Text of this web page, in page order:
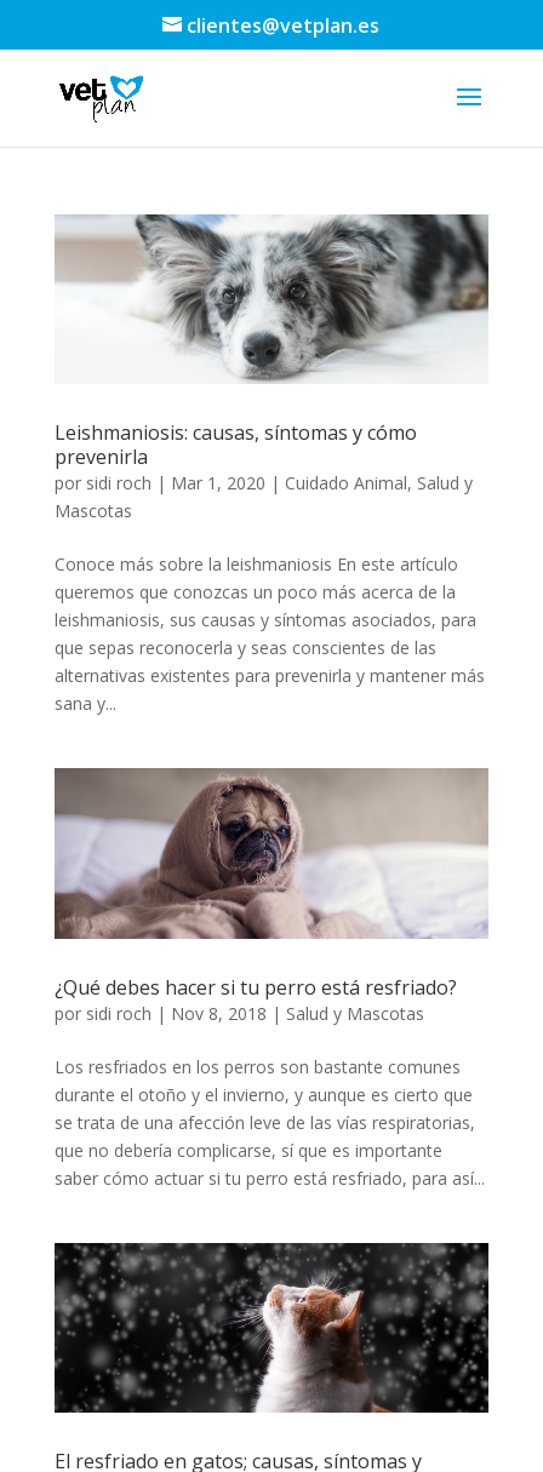
clientes@vetplan.es
Leishmaniosis: causas, síntomas y cómo
prevenirla
por sidi roch | Mar 1, 2020 | Cuidado Animal, Salud y
Mascotas
Conoce más sobre la leishmaniosis En este artículo
queremos que conozcas un poco más acerca de la
leishmaniosis, sus causas y síntomas asociados, para
que sepas reconocerla y seas conscientes de las
alternativas existentes para prevenirla y mantener más
sana y...
¿Qué debes hacer si tu perro está resfriado?
por sidi roch | Nov 8, 2018 | Salud y Mascotas
Los resfriados en los perros son bastante comunes
durante el otoño y el invierno, y aunque es cierto que
se trata de una afección leve de las vías respiratorias,
que no debería complicarse, sí que es importante
saber cómo actuar si tu perro está resfriado, para así...
El resfriado en gatos; causas, síntomas y